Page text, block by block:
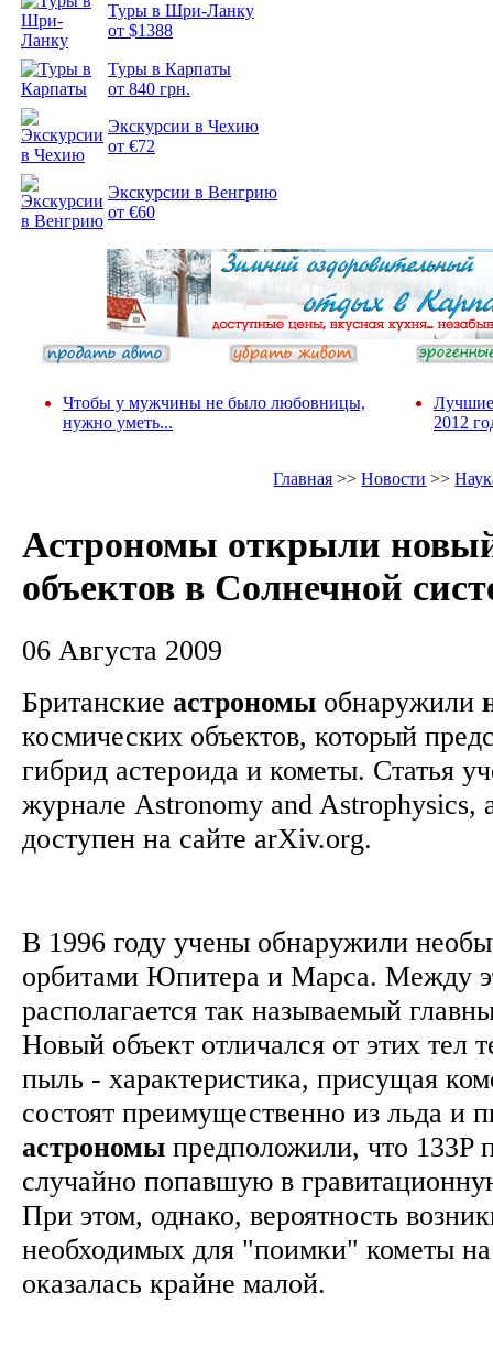
Туры в Шри-Ланку
от $1388
Туры в Карпаты
от 840 грн.
Экскурсии в Чехию
от €72
Экскурсии в Венгрию
от €60
Чтобы у мужчины не было любовницы,
нужно уметь...
Лучшие
2012
Главная >>Новости >>
Астрономы открыли
объектов в Солнечной
06 Августа 2009
Британские астрономы обнаружили
космических объектов, который
гибрид астероида и кометы. Статья
журнале Astronomy and Astrophysics,
доступен на сайте arXiv.org.
В 1996 году учены обнаружили
орбитами Юпитера и Марса. Между
располагается так называемый
Новый объект отличался от этих тел
пыль - характеристика, присущая
состоят преимущественно из льда и
астрономы предположили, что 133P
случайно попавшую в
При этом, однако, вероятность
необходимых для "поимки" кометы
оказалась крайне малой.